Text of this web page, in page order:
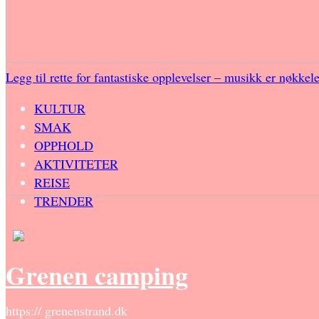
Legg til rette for fantastiske opplevelser – musikk er
KULTUR
SMAK
OPPHOLD
AKTIVITETER
REISE
TRENDER
Grenen camping
https:// grenenstrand.dk